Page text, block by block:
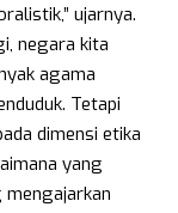
ujarnya.
negara kita
agama
Tetapi
dimensi etika
yang
mengajarkan